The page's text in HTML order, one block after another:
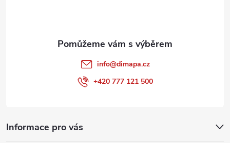
Informace pro vás
info@dimapa.cz
+420 777 121 500